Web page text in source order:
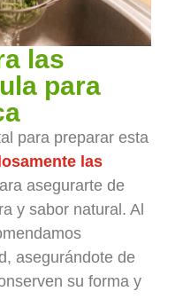
las
para
para preparar esta
las
asegurarte de
y sabor natural. Al
asegurándote de
su forma y